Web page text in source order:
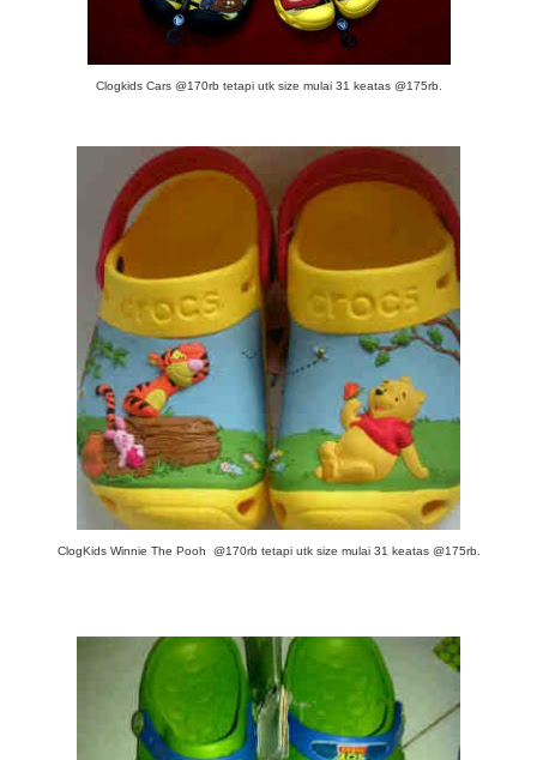
Clogkids Cars @170rb tetapi utk size mulai 31 keatas @175rb.
ClogKids Winnie The Pooh @170rb tetapi utk size mulai 31 keatas @175rb.